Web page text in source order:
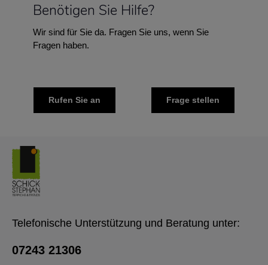
Benötigen Sie Hilfe?
Wir sind für Sie da. Fragen Sie uns, wenn Sie
Fragen haben.
Rufen Sie an Frage stellen
Telefonische Unterstützung und Beratung unter:
07243 21306